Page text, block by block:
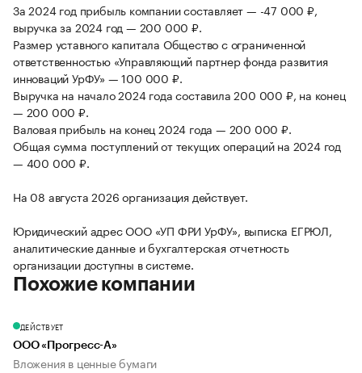
За 2024 год прибыль компании составляет — -47 000 ₽,
выручка за 2024 год — 200 000 ₽.
Размер уставного капитала Общество с ограниченной
ответственностью «Управляющий партнер фонда развития
инноваций УрФУ» — 100 000 ₽.
Выручка на начало 2024 года составила 200 000 ₽, на конец
— 200 000 ₽.
Валовая прибыль на конец 2024 года — 200 000 ₽.
Общая сумма поступлений от текущих операций на 2024 год
— 400 000 ₽.
На 08 августа 2026 организация действует.
Юридический адрес ООО «УП ФРИ УрФУ», выписка ЕГРЮЛ,
аналитические данные и бухгалтерская отчетность
организации доступны в системе.
Похожие компании
ДЕЙСТВУЕТ
ООО «Прогресс-А»
Вложения в ценные бумаги